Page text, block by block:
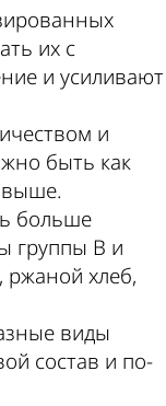
их с
и усиливают
и
быть как
больше
группы В и
ржаной хлеб,
виды
состав и по-